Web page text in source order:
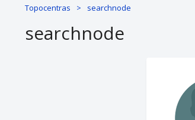
Topocentras searchnode
searchnode